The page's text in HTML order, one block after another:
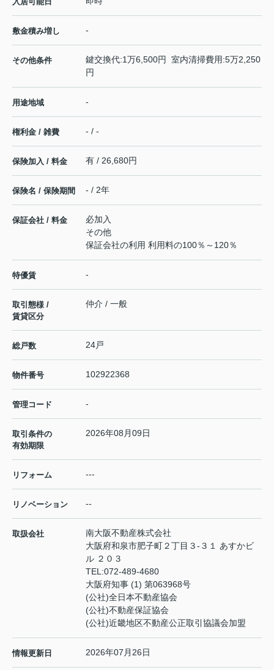
敷金積み増し -
その他条件
鍵交換代:1万6,500円 室内清掃費用:5万2,250
円
用途地域 -
権利金 / 雑費 - / -
保険加入 / 料金 有 / 26,680円
保険名 / 保険期間 - / 2年
保証会社 / 料金
必加入
その他
保証会社の利用 利用料の100％～120％
特優賃 -
取引態様 /
賃貸区分
仲介 / 一般
総戸数 24戸
物件番号 102922368
管理コード -
取引条件の
有効期限
2026年08月09日
リフォーム ---
リノベーション --
取扱会社
南大阪不動産株式会社
大阪府和泉市肥子町２丁目３-３１ あすかビ
ル ２０３
TEL:072-489-4680
大阪府知事 (1) 第063968号
(公社)全日本不動産協会
(公社)不動産保証協会
(公社)近畿地区不動産公正取引協議会加盟
情報更新日 2026年07月26日